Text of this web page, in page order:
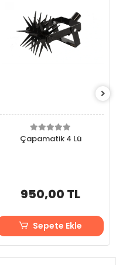
Çapamatik 4 Lü
950,00 TL
Sepete Ekle